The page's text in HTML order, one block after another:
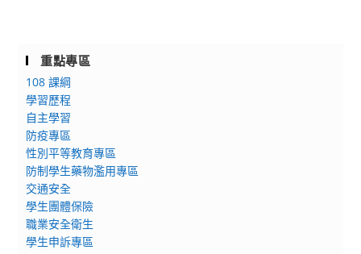
重點專區
108 課綱
學習歷程
自主學習
防疫專區
性別平等教育專區
防制學生藥物濫用專區
交通安全
學生團體保險
職業安全衛生
學生申訴專區